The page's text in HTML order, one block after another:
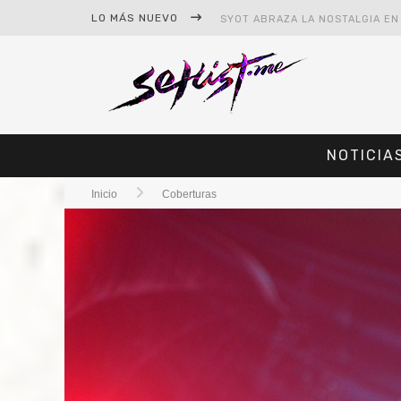
LO MÁS NUEVO
#CINE – STAR WARS: THE
Inicio Coberturas